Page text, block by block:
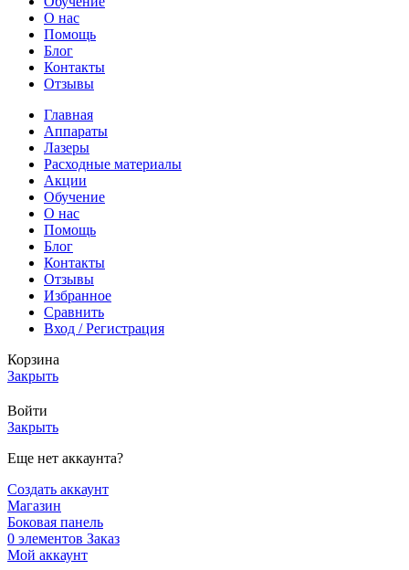
О нас
Помощь
Блог
Контакты
Отзывы
Главная
Аппараты
Лазеры
Расходные материалы
Акции
Обучение
О нас
Помощь
Блог
Контакты
Отзывы
Избранное
Сравнить
Вход / Регистрация
Корзина
Закрыть
Войти
Закрыть
Еще нет аккаунта?
Создать аккаунт
Магазин
Боковая панель
0 элементов Заказ
Мой аккаунт